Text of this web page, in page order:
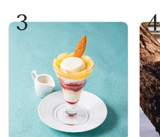
3 4